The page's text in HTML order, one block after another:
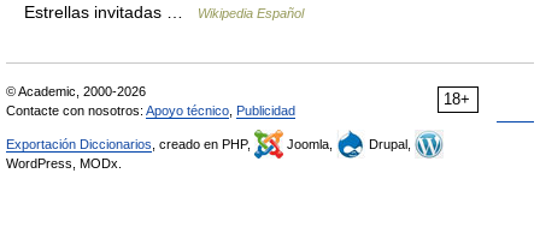
Estrellas invitadas …
Wikipedia Español
18+
© Academic, 2000-2026
Contacte con nosotros: Apoyo técnico Publicidad
Exportación Diccionarios , creado en PHP, Joomla,
Drupal,
WordPress, MODx.